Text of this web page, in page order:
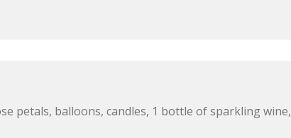
petals, balloons, candles, 1 bottle of sparkling wine,